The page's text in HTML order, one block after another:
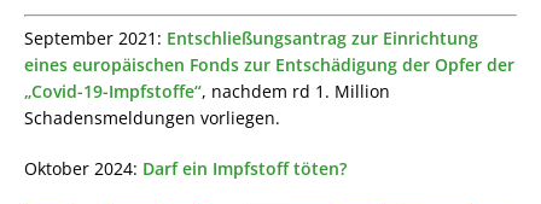
September 2021: Entschließungsantrag zur Einrichtung
eines europäischen Fonds zur Entschädigung der Opfer der
„Covid-19-Impfstoffe“, nachdem rd 1. Million
Schadensmeldungen vorliegen.
Oktober 2024: Darf ein Impfstoff töten?